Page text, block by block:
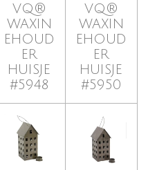
VQ®
WAXIN
EHOUD
ER
HUISJE
#5948
VQ®
WAXIN
EHOUD
ER
HUISJE
#5950